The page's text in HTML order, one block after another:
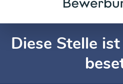
Diese Stelle